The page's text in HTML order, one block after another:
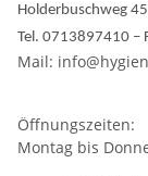
Holderbuschweg
Tel. 0713897410 –
Mail:
Öffnungszeiten:
Montag bis